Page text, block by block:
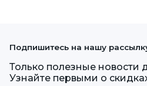
Подпишитесь на нашу
Только полезные новости
Узнайте первыми о